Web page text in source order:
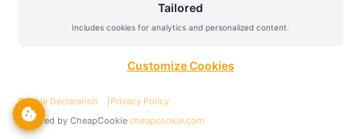
Privatlivspolitik Handelsbetingelser
Tailored
Includes cookies for analytics and personalized content.
Customize Cookies
Cookie Declaration
Privacy Policy
Powered by CheapCookiecheapcookie.com